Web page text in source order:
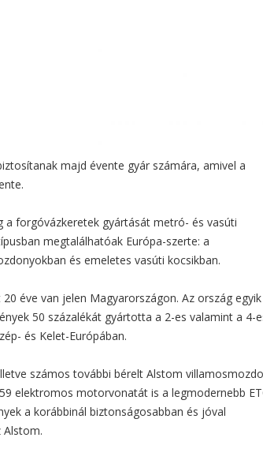
majd évente gyár számára, amivel a
a forgóvázkeretek gyártását metró- és vasúti
megtalálhatóak Európa-szerte: a
és emeletes vasúti kocsikban.
éve van jelen Magyarországon. Az ország egyik
50 százalékát gyártotta a 2-es valamint a 4-
és Kelet-Európában.
számos további bérelt Alstom
elektromos motorvonatát is a legmodernebb
a korábbinál biztonságosabban és jóval
Alstom.